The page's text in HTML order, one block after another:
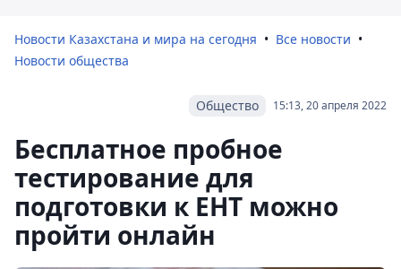
Новости Казахстана и мира на сегодня
Все новости
Новости общества
15:13, 20 апреля 2022
Общество
Бесплатное пробное
тестирование для
подготовки к ЕНТ можно
пройти онлайн